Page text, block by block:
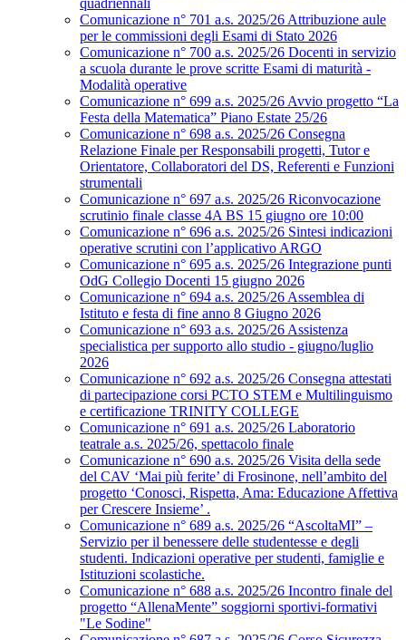
quadriennali
Comunicazione n° 701 a.s. 2025/26 Attribuzione aule
per le commissioni degli Esami di Stato 2026
Comunicazione n° 700 a.s. 2025/26 Docenti in servizio
a scuola durante le prove scritte Esami di maturità -
Modalità operative
Comunicazione n° 699 a.s. 2025/26 Avvio progetto “La
Festa della Matematica” Piano Estate 25/26
Comunicazione n° 698 a.s. 2025/26 Consegna
Relazione Finale per Responsabili progetti, Tutor e
Orientatore, Collaboratori del DS, Referenti e Funzioni
strumentali
Comunicazione n° 697 a.s. 2025/26 Riconvocazione
scrutinio finale classe 4A BS 15 giugno ore 10:00
Comunicazione n° 696 a.s. 2025/26 Sintesi indicazioni
operative scrutini con l’applicativo ARGO
Comunicazione n° 695 a.s. 2025/26 Integrazione punti
OdG Collegio Docenti 15 giugno 2026
Comunicazione n° 694 a.s. 2025/26 Assemblea di
Istituto e festa di fine anno 8 Giugno 2026
Comunicazione n° 693 a.s. 2025/26 Assistenza
specialistica per supporto allo studio - giugno/luglio
2026
Comunicazione n° 692 a.s. 2025/26 Consegna attestati
di partecipazione corsi PCTO STEM e Multilinguismo
e certificazione TRINITY COLLEGE
Comunicazione n° 691 a.s. 2025/26 Laboratorio
teatrale a.s. 2025/26, spettacolo finale
Comunicazione n° 690 a.s. 2025/26 Visita della sede
del CAV ‘Mai più ferite’ di Frosinone, nell’ambito del
progetto ‘Conosci, Rispetta, Ama: Educazione Affettiva
per Crescere Insieme’ .
Comunicazione n° 689 a.s. 2025/26 “AscoltaMI” –
Servizio per il benessere delle studentesse e degli
studenti. Indicazioni operative per studenti, famiglie e
Istituzioni scolastiche.
Comunicazione n° 688 a.s. 2025/26 Incontro finale del
progetto “AllenaMente” soggiorni sportivi‑formativi
"Le Sodine"